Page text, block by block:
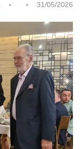
31/05/2026